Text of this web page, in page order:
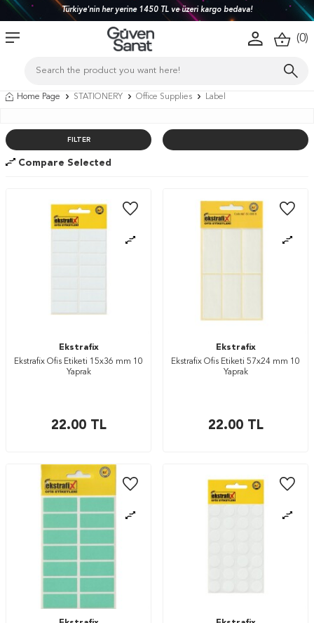
Türkiye'nin her yerine 1450 TL ve üzeri kargo bedava!
(0)
Home Page STATIONERY Office Supplies Label
FILTER
Compare Selected
Ekstrafix
Ekstrafix Ofis Etiketi 15x36 mm 10
Yaprak
22.00TL
Ekstrafix
Ekstrafix Ofis Etiketi 57x24 mm 10
Yaprak
22.00TL